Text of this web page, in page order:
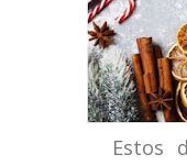
Estos